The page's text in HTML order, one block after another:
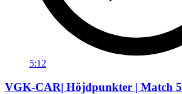
5:12
VGK-CAR| Höjdpunkter | Match 5